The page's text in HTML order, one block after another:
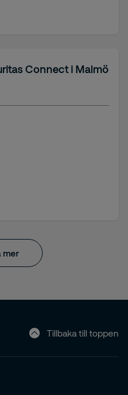
Connect i Malmö
mer
Tillbaka till toppen